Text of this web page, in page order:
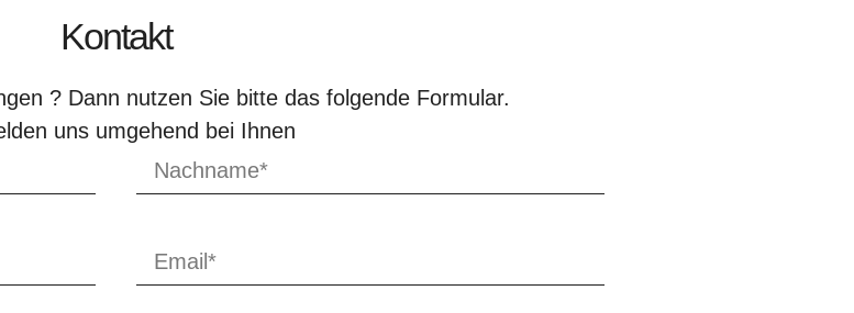
Kontakt
? Dann nutzen Sie bitte das folgende Formular.
uns umgehend bei Ihnen